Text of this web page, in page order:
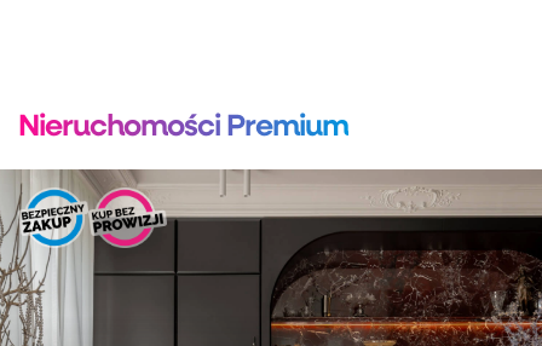
Nieruchomości Premium